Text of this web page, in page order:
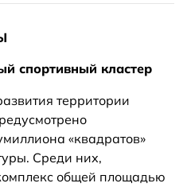
спортивный кластер
территории
«квадратов»
Среди них,
общей площадью